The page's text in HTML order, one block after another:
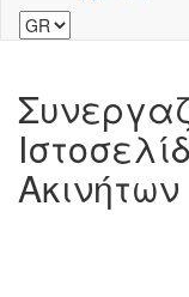
Ακινήτων